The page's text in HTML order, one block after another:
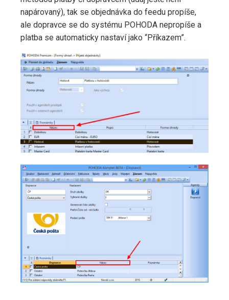
napárovaný), tak se objednávka do feedu propíše,
ale dopravce se do systému POHODA nepropíše a
platba se automaticky nastaví jako “Příkazem”.